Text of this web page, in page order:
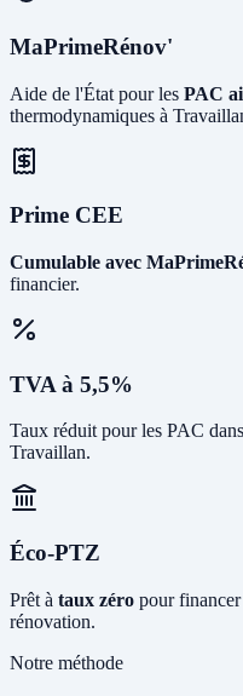
MaPrimeRénov'
Aide de l'État pour les PAC
thermodynamiques à
Prime CEE
Cumulable avec
financier.
TVA à 5,5%
Taux réduit pour les PAC
Travaillan.
Éco-PTZ
Prêt à taux zéro pour
rénovation.
Notre méthode